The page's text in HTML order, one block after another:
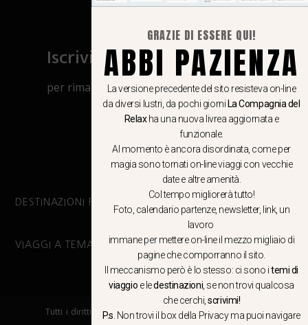
Iscriviti al canale Whatsapp
per rimanere aggiornato su viaggi, eventi
e notizie!
CLICCA QUI
DESTINAZIONI PRINCIPALI
VIAGGI A TEMA
Tutti i diritti riservati. E’ vietata la copia e la riproduzione dei
GRAZIE DI ESSERE QUI!
ABBI PAZIENZA
La versione precedente del sito resisteva on-line
da diversi lustri, da pochi giorni La Compagnia del
Relaxha una nuova livrea aggiornata e
funzionale.
Al momento è ancora disordinata, come per
magia sono tornati on-line viaggi con vecchie
date e altre amenità.
Col tempo migliorerà tutto!
Foto, calendario partenze, newsletter, link, un
lavoro
immane per mettere on-line il mezzo migliaio di
pagine che comporranno il sito.
Il meccanismo però è lo stesso: ci sono itemi di
viaggio e ledestinazioni , se non trovi qualcosa
che cerchi,scrivimi!
P.s . Non trovi il box della Privacy ma puoi navigare